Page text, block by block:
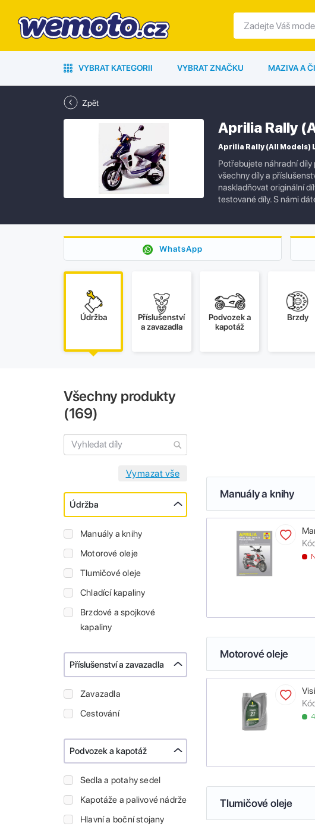
VYBRAT KATEGORII VYBRAT ZNAČKU MAZIVA A
Zpět
Aprilia Rally
Aprilia Rally (All Models)
Potřebujete náhradní díly
všechny díly a
naskladňovat originální
testované díly. S námi
WhatsApp
Údržba
Příslušenství
a zavazadla
Podvozek a
kapotáž
Brzdy
Všechny produkty
(169)
Údržba
Manuály a knihy
Motorové oleje
Tlumičové oleje
Chladící kapaliny
Brzdové a spojkové
kapaliny
Příslušenství a zavazadla
Zavazadla
Cestování
Podvozek a kapotáž
Sedla a potahy sedel
Kapotáže a palivové nádrže
Hlavní a boční stojany
Manuály a knihy
Motorové oleje
Tlumičové oleje